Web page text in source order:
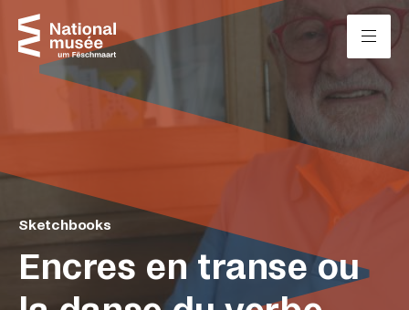
Passer directement au contenu
Encres en transe ou
Sketchbooks
Panneau de gestion des cookies